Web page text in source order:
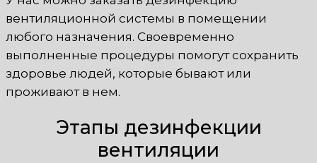
вентиляционной системы в помещении
любого назначения. Своевременно
выполненные процедуры помогут сохранить
здоровье людей, которые бывают или
проживают в нем.
Этапы дезинфекции
вентиляции